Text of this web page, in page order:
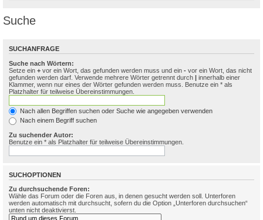
Suche
SUCHANFRAGE
Suche nach Wörtern:
Setze ein + vor ein Wort, das gefunden werden muss und ein - vor ein Wort, das nicht
gefunden werden darf. Verwende mehrere Wörter getrennt durch | innerhalb einer
Klammer, wenn nur eines der Wörter gefunden werden muss. Benutze ein * als
Platzhalter für teilweise Übereinstimmungen.
Nach allen Begriffen suchen oder Suche wie angegeben verwenden
Nach einem Begriff suchen
Zu suchender Autor:
Benutze ein * als Platzhalter für teilweise Übereinstimmungen.
SUCHOPTIONEN
Zu durchsuchende Foren:
Wähle das Forum oder die Foren aus, in denen gesucht werden soll. Unterforen
werden automatisch mit durchsucht, sofern du die Option „Unterforen durchsuchen“
unten nicht deaktivierst.